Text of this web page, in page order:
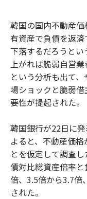
韓国の国内不動産
有資産で負債を返
下落するだろうと
上がれば脆弱自営
という分析も出て
場ショックと脆弱
要性が提起された。
韓国銀行が22日に
よると、不動産価
とを仮定して調査
債対比総資産倍率
倍、3.5倍から3.7倍
された。